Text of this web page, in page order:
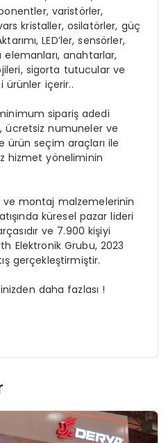
varistörler,
kristaller, osilatörler, güç
LED’ler, sensörler,
anahtarlar,
sigorta tutucular ve
ürünler içerir..
sipariş adedi
ücretsiz numuneler ve
ürün seçim araçları ile
hizmet yöneliminin
ve montaj malzemelerinin
küresel pazar lideri
ve 7.900 kişiyi
Elektronik Grubu, 2023
gerçekleştirmiştir.
daha fazlası !